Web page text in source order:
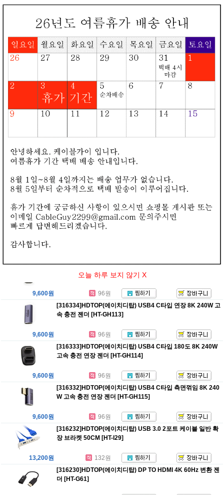
오늘 하루 보지 않기 X
회원가입 장바구니 오늘본상품
카테고리▼
찜하기
장바구니
[316476]BBDR BB424 아치스트 하모닉스 젠더 4.4mm암 to
3.5mm수
39,800원
0원
[316475]BBDR BB424 아치스트 하모닉스 젠더 4.4mm수 to
케이블 길이
39,800원
398원
제품상세
[316465]HDTOP(에이치디탑) 페라이트 코어 링 6mm 알로이
[316335]HDTOP(에이치디탑) USB4 C타입 8K 240W 고속 충
전 측면 꺾임 젠더 [HT-GH112]
9,600원
96원
[316334]HDTOP(에이치디탑) USB4 C타입 연장 8K 240W 고
속 충전 젠더 [HT-GH113]
9,600원
96원
[316333]HDTOP(에이치디탑) USB4 C타입 180도 8K 240W
고속 충전 연장 젠더 [HT-GH114]
9,600원
96원
[316332]HDTOP(에이치디탑) USB4 C타입 측면꺾임 8K 240
W 고속 충전 연장 젠더 [HT-GH115]
9,600원
96원
[316232]HDTOP(에이치디탑) USB 3.0 2포트 케이블 일반 확
장 브라켓 50CM [HT-I29]
13,200원
132원
[316230]HDTOP(에이치디탑) DP TO HDMI 4K 60Hz 변환 젠
더 [HT-G61]